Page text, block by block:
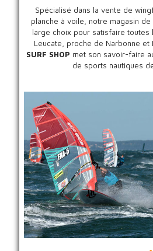
Spécialisé dans la vente de
planche à voile, notre magasin
large choix pour satisfaire toutes
Leucate, proche de Narbonne et
SURF SHOP met son savoir-faire
de sports nautiques